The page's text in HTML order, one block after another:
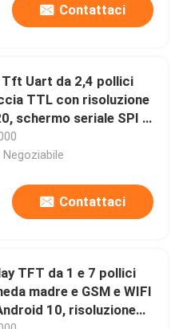
Contattaci
Tft Uart da 2,4 pollici
TTL con risoluzione
schermo seriale SPI a
pin
Negoziabile
Contattaci
TFT da 1 e 7 pollici
madre e GSM e WIFI
10, risoluzione